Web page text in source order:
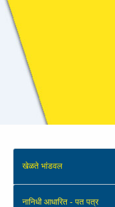
खेळते भांडवल
नानिधी आधारित - पत पत्र